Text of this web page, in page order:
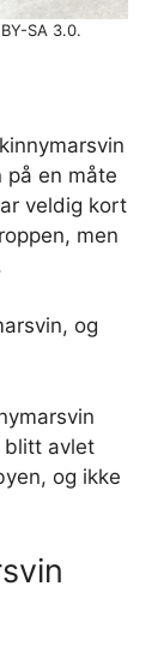
SA 3.0.
på en måte
veldig kort
men
og
blitt avlet
og ikke